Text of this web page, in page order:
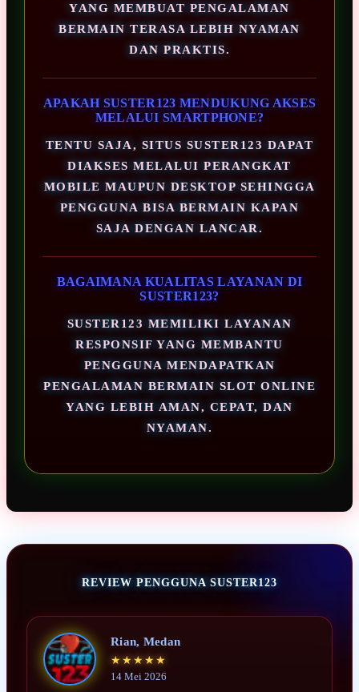
YANG MEMBUAT PENGALAMAN
BERMAIN TERASA LEBIH NYAMAN
DAN PRAKTIS.
APAKAH SUSTER123 MENDUKUNG AKSES
MELALUI SMARTPHONE?
TENTU SAJA, SITUS SUSTER123 DAPAT
DIAKSES MELALUI PERANGKAT
MOBILE MAUPUN DESKTOP SEHINGGA
PENGGUNA BISA BERMAIN KAPAN
SAJA DENGAN LANCAR.
BAGAIMANA KUALITAS LAYANAN DI
SUSTER123?
SUSTER123 MEMILIKI LAYANAN
RESPONSIF YANG MEMBANTU
PENGGUNA MENDAPATKAN
PENGALAMAN BERMAIN SLOT ONLINE
YANG LEBIH AMAN, CEPAT, DAN
NYAMAN.
REVIEW PENGGUNA SUSTER123
Rian, Medan
★★★★★
14 Mei 2026